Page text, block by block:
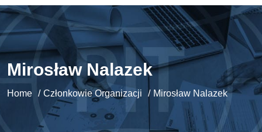
Mirosław Nalazek
Home Członkowie Organizacji Mirosław Nalazek